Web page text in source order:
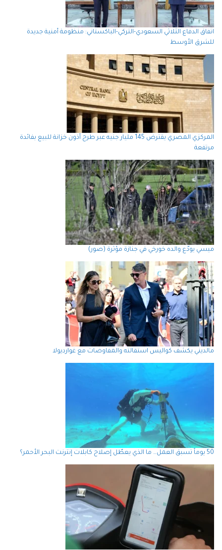
اتفاق الدفاع الثلاثي السعودي-التركي-الباكستاني: منظومة أمنية جديدة
للشرق الأوسط
المركزي المصري يقترض 145 مليار جنيه عبر طرح أذون خزانة للبيع بفائدة
مرتفعة
ميسي يودّع والده خورخي في جنازة مؤثرة (صور)
مالديني يكشف كواليس استقالته والمفاوضات مع غوارديولا
50 يوماً تسبق العمل… ما الذي يعطّل إصلاح كابلات إنترنت البحر الأحمر؟